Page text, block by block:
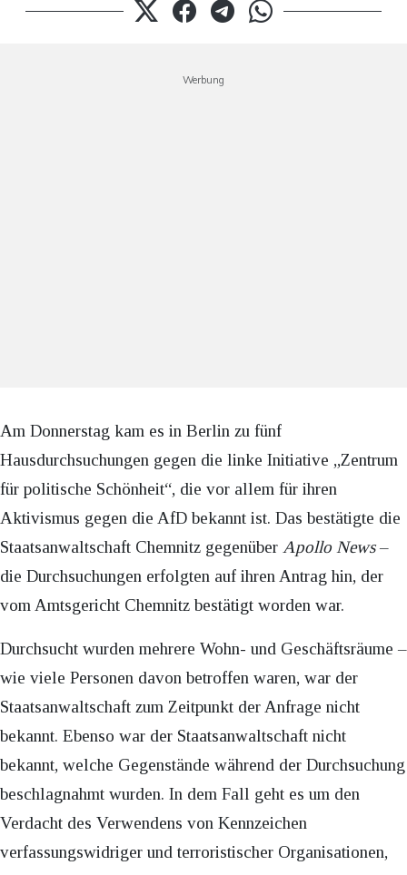
Werbung
Am Donnerstag kam es in Berlin zu fünf
Hausdurchsuchungen gegen die linke Initiative „Zentrum
für politische Schönheit“, die vor allem für ihren
Aktivismus gegen die AfD bekannt ist. Das bestätigte die
Staatsanwaltschaft Chemnitz gegenüber Apollo News–
die Durchsuchungen erfolgten auf ihren Antrag hin, der
vom Amtsgericht Chemnitz bestätigt worden war.
Durchsucht wurden mehrere Wohn- und Geschäftsräume –
wie viele Personen davon betroffen waren, war der
Staatsanwaltschaft zum Zeitpunkt der Anfrage nicht
bekannt. Ebenso war der Staatsanwaltschaft nicht
bekannt, welche Gegenstände während der Durchsuchung
beschlagnahmt wurden. In dem Fall geht es um den
Verdacht des Verwendens von Kennzeichen
verfassungswidriger und terroristischer Organisationen,